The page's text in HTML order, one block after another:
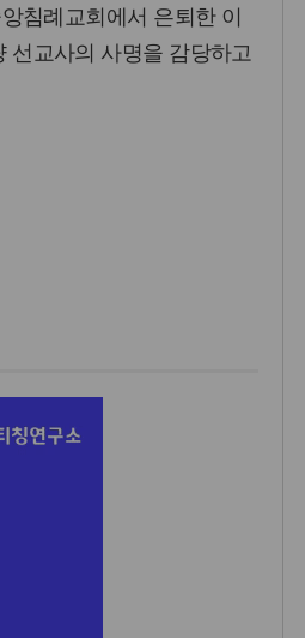
침례교회에서 은퇴한 이
선교사의 사명을 감당하고